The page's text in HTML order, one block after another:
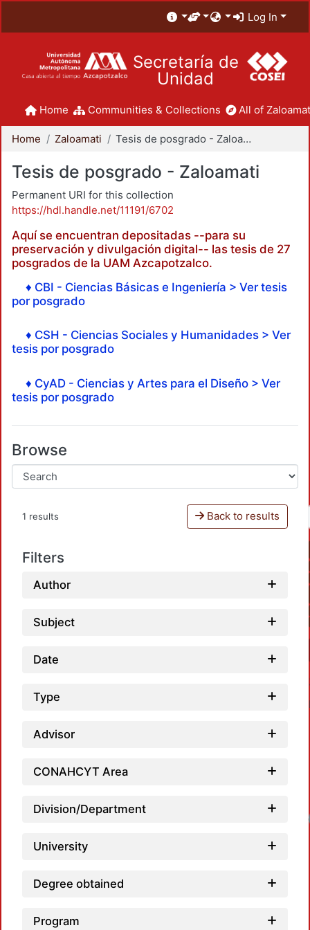
Log In
Secretaría de
Unidad
Home Communities & Collections All of
Home Zaloamati Tesis de posgrado - Zaloamati
Tesis de posgrado - Zaloamati
Permanent URI for this collection
https://hdl.handle.net/11191/6702
Aquí se encuentran depositadas --para su
preservación y divulgación digital-- las tesis de 27
posgrados de la UAM Azcapotzalco.
♦ CBI - Ciencias Básicas e Ingeniería > Ver tesis
por posgrado
♦ CSH - Ciencias Sociales y Humanidades > Ver
tesis por posgrado
♦ CyAD - Ciencias y Artes para el Diseño > Ver
tesis por posgrado
Browse
1 results Back to results
Filters
Author
Subject
Date
Type
Advisor
CONAHCYT Area
Division/Department
University
Degree obtained
Program